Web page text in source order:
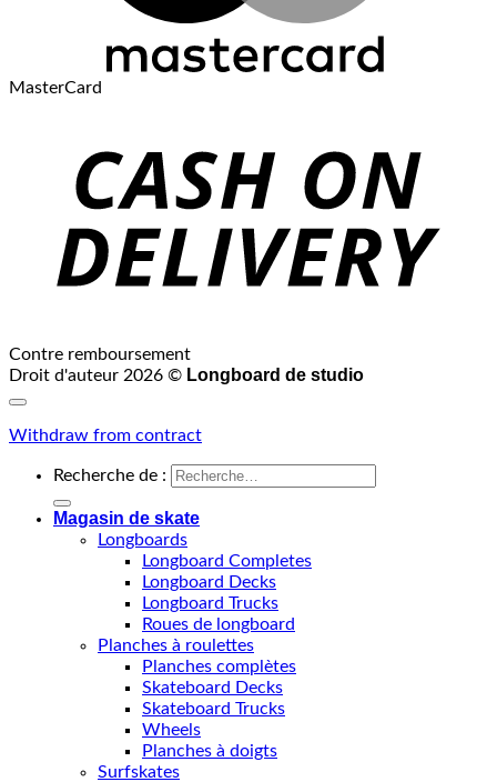
MasterCard
Contre remboursement
Droit d'auteur 2026 © Longboard de studio
Withdraw from contract
Recherche de :
Magasin de skate
Longboards
Longboard Completes
Longboard Decks
Longboard Trucks
Roues de longboard
Planches à roulettes
Planches complètes
Skateboard Decks
Skateboard Trucks
Wheels
Planches à doigts
Surfskates